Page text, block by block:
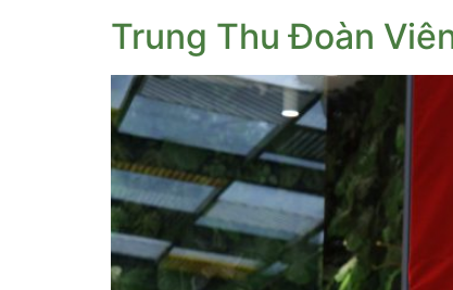
Trung Thu Đoàn